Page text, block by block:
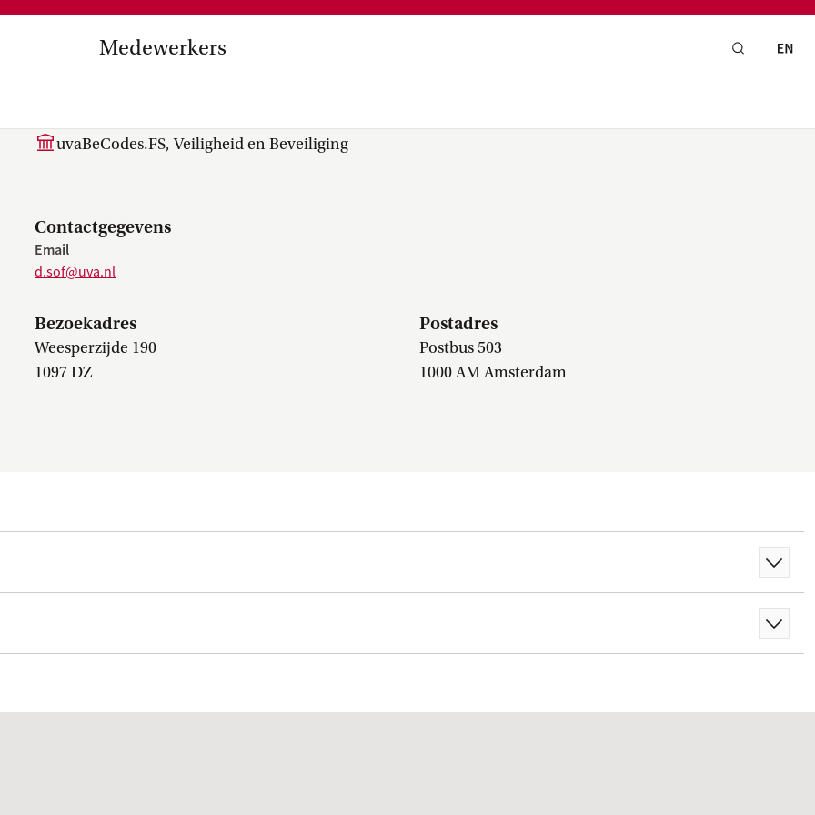
Medewerkers
plan, instellingsplan,
Internationalisering in
Medezeggenschap, ondernemingsraad,
uvaBeCodes.FS, Veiligheid en Beveiliging
Contactgegevens
Email
d.sof@uva.nl
Bezoekadres
Weesperzijde 190
1097 DZ
Postadres
Postbus 503
1000 AM Amsterdam